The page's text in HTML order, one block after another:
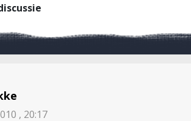
, 20:17